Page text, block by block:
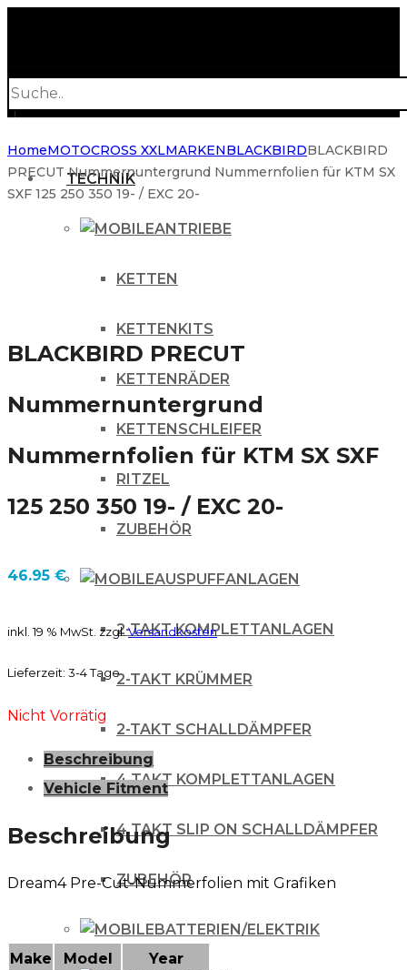
search
TECHNIK
ANTRIEBE
KETTEN
KETTENKITS
KETTENRÄDER
KETTENSCHLEIFER
RITZEL
ZUBEHÖR
AUSPUFFANLAGEN
2-TAKT KOMPLETTANLAGEN
2-TAKT KRÜMMER
2-TAKT SCHALLDÄMPFER
4 TAKT KOMPLETTANLAGEN
4 TAKT SLIP ON SCHALLDÄMPFER
ZUBEHÖR
BATTERIEN/ELEKTRIK
HomeMOTOCROSS XXLMARKENBLACKBIRDBLACKBIRD
PRECUT Nummernuntergrund Nummernfolien für KTM SX
SXF 125 250 350 19- / EXC 20-
BLACKBIRD PRECUT
Nummernuntergrund
Nummernfolien für KTM SX SXF
125 250 350 19- / EXC 20-
46.95 €
inkl. 19 % MwSt. zzgl.Versandkosten
Lieferzeit: 3-4 Tage
Nicht Vorrätig
Beschreibung
Vehicle Fitment
Beschreibung
Dream4 Pre-Cut-Nummerfolien mit Grafiken
Make Model
Year